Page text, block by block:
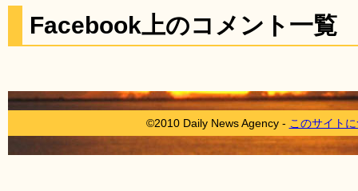
Facebook上のコメント一覧
©2010 Daily News Agency - このサイト